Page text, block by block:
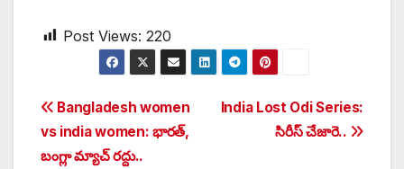
Post Views: 220
Post
navigation
India Lost Odi Series:
సిరీస్‌ చేజారె..
Bangladesh women
vs india women: భారత్,
బంగ్లా మ్యాచ్ రద్దు..